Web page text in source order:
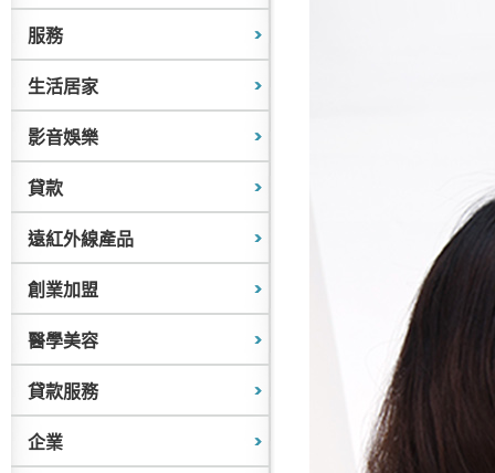
服務
生活居家
影音娛樂
貸款
遠紅外線產品
創業加盟
醫學美容
貸款服務
企業